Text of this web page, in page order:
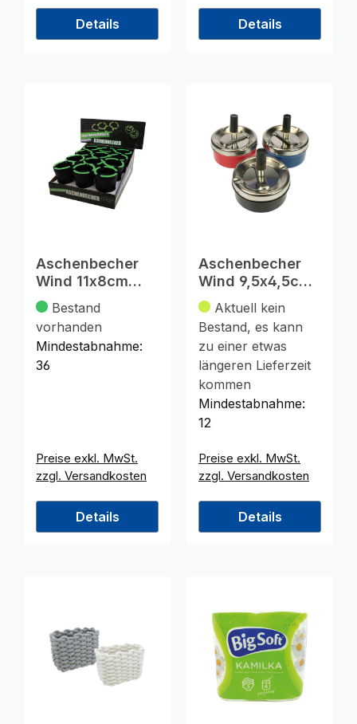
Details Details
Aschenbecher
Wind 11x8cm
schwarz aus
Kusto
Bestand
vorhanden
Mindestabnahme:
36
Preise exkl. MwSt.
zzgl. Versandkosten
Details
Aschenbecher
Wind 9,5x4,5cm
3 Farben sortiert
Aktuell kein
Bestand, es kann
zu einer etwas
längeren Lieferzeit
kommen
Mindestabnahme:
12
Preise exkl. MwSt.
zzgl. Versandkosten
Details